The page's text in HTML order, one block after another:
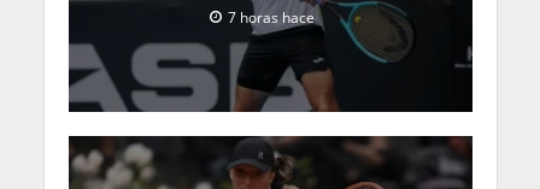
7 horas hace